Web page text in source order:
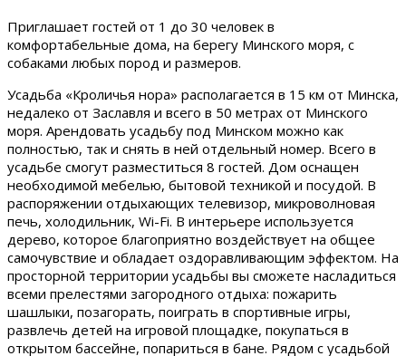
Приглашает гостей от 1 до 30 человек в
комфортабельные дома, на берегу Минского моря, с
собаками любых пород и размеров.
Усадьба «Кроличья нора» располагается в 15 км от Минска,
недалеко от Заславля и всего в 50 метрах от Минского
моря. Арендовать усадьбу под Минском можно как
полностью, так и снять в ней отдельный номер. Всего в
усадьбе смогут разместиться 8 гостей. Дом оснащен
необходимой мебелью, бытовой техникой и посудой. В
распоряжении отдыхающих телевизор, микроволновая
печь, холодильник, Wi-Fi. В интерьере используется
дерево, которое благоприятно воздействует на общее
самочувствие и обладает оздоравливающим эффектом. На
просторной территории усадьбы вы сможете насладиться
всеми прелестями загородного отдыха: пожарить
шашлыки, позагорать, поиграть в спортивные игры,
развлечь детей на игровой площадке, покупаться в
открытом бассейне, попариться в бане. Рядом с усадьбой